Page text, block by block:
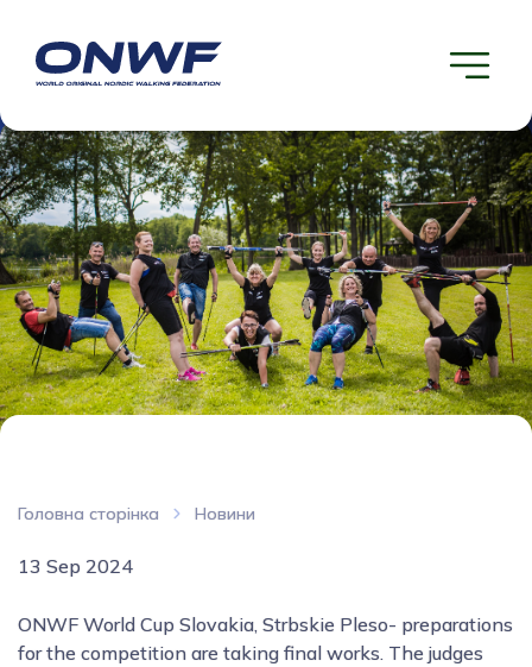
Головна сторінка Новини
13 Sep 2024
ONWF World Cup Slovakia, Strbskie Pleso- preparations
for the competition are taking final works. The judges